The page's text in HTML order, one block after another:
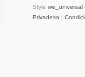
Style we_universal
Privadesa |